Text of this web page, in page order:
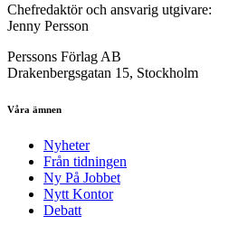
Chefredaktör och ansvarig utgivare:
Jenny Persson
Perssons Förlag AB
Drakenbergsgatan 15, Stockholm
Våra ämnen
Nyheter
Från tidningen
Ny På Jobbet
Nytt Kontor
Debatt